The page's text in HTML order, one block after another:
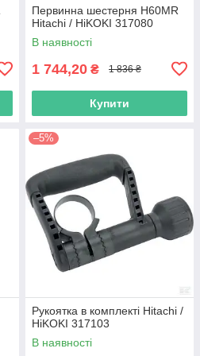
Первинна шестерня H60MR
Hitachi / HiKOKI 317080
В наявності
1 744,20 ₴ 1 836 ₴
Купити
–5%
Рукоятка в комплекті Hitachi /
HiKOKI 317103
В наявності